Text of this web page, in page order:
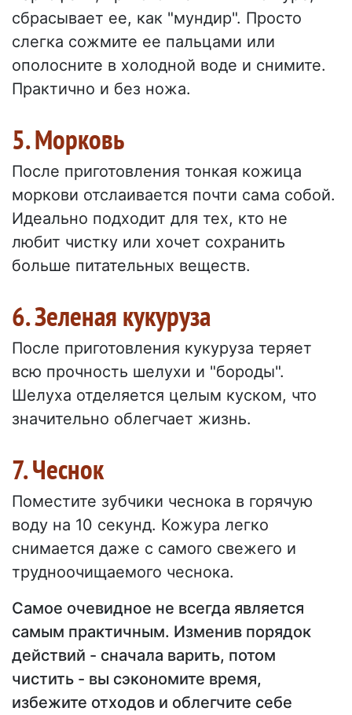
сбрасывает ее, как "мундир". Просто
слегка сожмите ее пальцами или
ополосните в холодной воде и снимите.
Практично и без ножа.
5. Морковь
После приготовления тонкая кожица
моркови отслаивается почти сама собой.
Идеально подходит для тех, кто не
любит чистку или хочет сохранить
больше питательных веществ.
6. Зеленая кукуруза
После приготовления кукуруза теряет
всю прочность шелухи и "бороды".
Шелуха отделяется целым куском, что
значительно облегчает жизнь.
7. Чеснок
Поместите зубчики чеснока в горячую
воду на 10 секунд. Кожура легко
снимается даже с самого свежего и
трудноочищаемого чеснока.
Самое очевидное не всегда является
самым практичным. Изменив порядок
действий - сначала варить, потом
чистить - вы сэкономите время,
избежите отходов и облегчите себе